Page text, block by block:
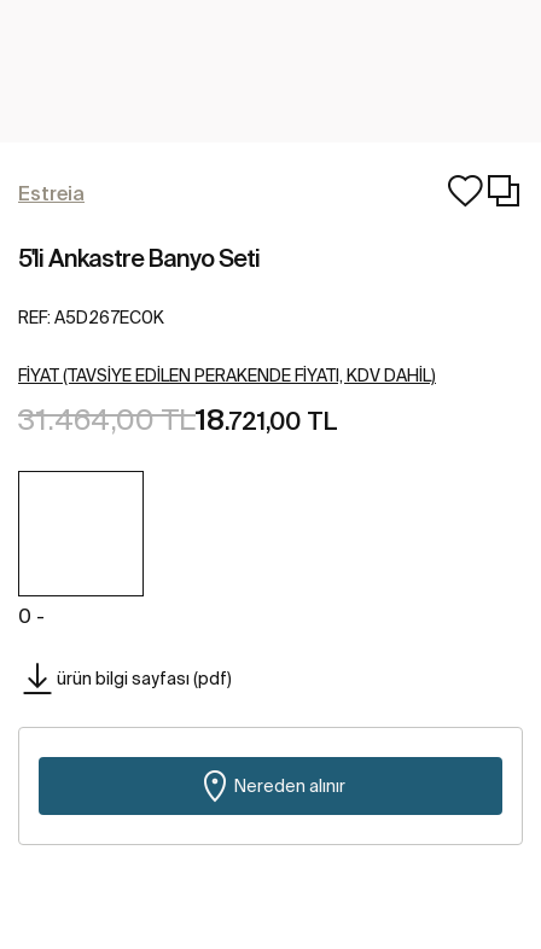
Estreia
5'li Ankastre Banyo Seti
REF: A5D267EC0K
FIYAT (TAVSIYE EDILEN PERAKENDE FIYATI, KDV DAHIL)
31.464,00 TL18.721,00 TL
0 -
ürün bilgi sayfası (pdf)
Nereden alınır